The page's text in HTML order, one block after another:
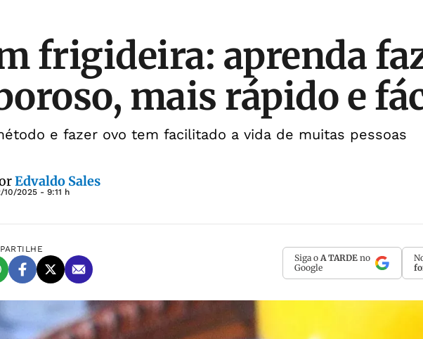
frigideira: aprenda
mais rápido e
e fazer ovo tem facilitado a vida de muitas pessoas
Edvaldo Sales
10/2025 - 9:11 h
Siga o A TARDE no
Google